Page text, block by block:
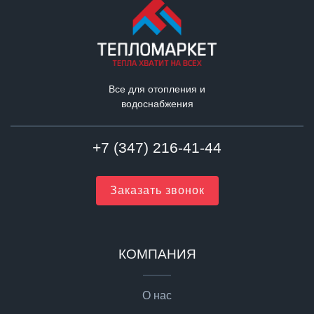
Все для отопления и
водоснабжения
+7 (347) 216-41-44
Заказать звонок
КОМПАНИЯ
О нас